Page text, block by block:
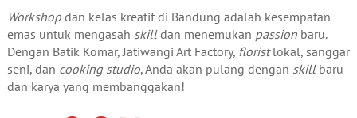
Workshopdan kelas kreatif di Bandung adalah kesempatan
emas untuk mengasah skilldan menemukan passionbaru.
Dengan Batik Komar, Jatiwangi Art Factory, floristlokal, sanggar
seni, dan cooking studio, Anda akan pulang dengan skillbaru
dan karya yang membanggakan!